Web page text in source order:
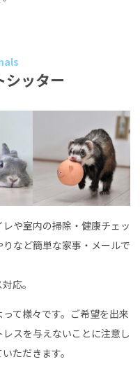
シッター
や室内の掃除・健康チェッ
など簡単な家事・メールで
応。
て様々です。ご希望を出来
スを与えないことに注意し
ただきます。